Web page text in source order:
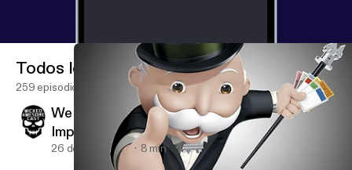
Todos los episodios
259 episodios
We Interrupt Your Podcast Listening For An
Important Message
26 de jul de 2021 8 min